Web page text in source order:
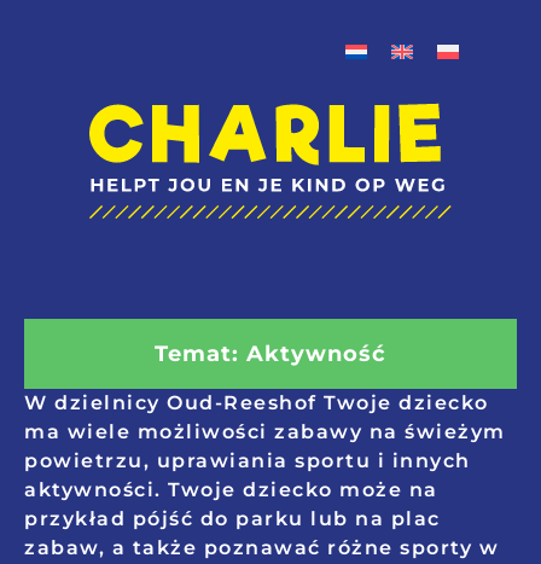
Temat: Aktywność
W dzielnicy Oud-Reeshof Twoje dziecko
ma wiele możliwości zabawy na świeżym
powietrzu, uprawiania sportu i innych
aktywności. Twoje dziecko może na
przykład pójść do parku lub na plac
zabaw, a także poznawać różne sporty w